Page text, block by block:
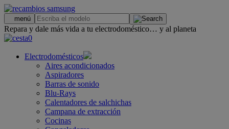
menú
Repara y dale más vida a tu electrodoméstico… y al planeta
0
Electrodomésticos
Aires acondicionados
Aspiradores
Barras de sonido
Blu-Rays
Calentadores de salchichas
Campana de extracción
Cocinas